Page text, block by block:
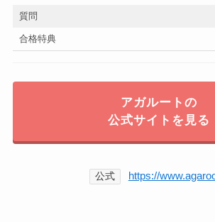
質問
合格特典
アガルートの
公式サイトを見る
公式 https://